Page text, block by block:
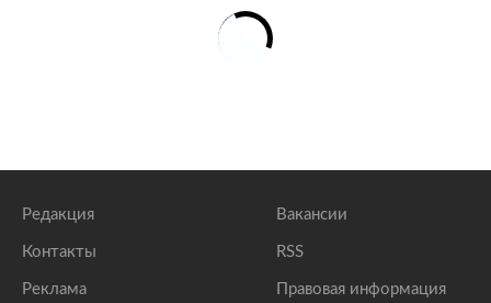
Редакция
Контакты
Реклама
Вакансии
RSS
Правовая информация